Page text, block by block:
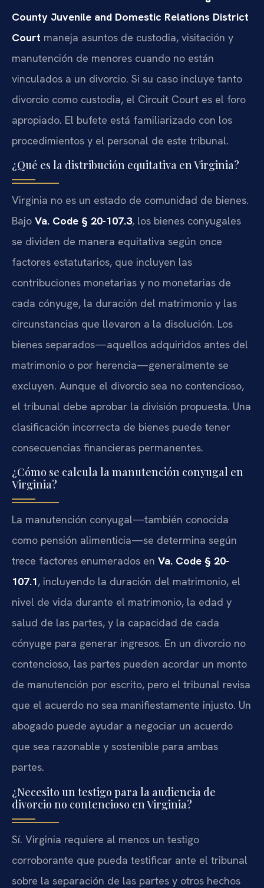
County Juvenile and Domestic Relations District
Court maneja asuntos de custodia, visitación y
manutención de menores cuando no están
vinculados a un divorcio. Si su caso incluye tanto
divorcio como custodia, el Circuit Court es el foro
apropiado. El bufete está familiarizado con los
procedimientos y el personal de este tribunal.
¿Qué es la distribución equitativa en Virginia?
Virginia no es un estado de comunidad de bienes.
Bajo Va. Code § 20-107.3, los bienes conyugales
se dividen de manera equitativa según once
factores estatutarios, que incluyen las
contribuciones monetarias y no monetarias de
cada cónyuge, la duración del matrimonio y las
circunstancias que llevaron a la disolución. Los
bienes separados—aquellos adquiridos antes del
matrimonio o por herencia—generalmente se
excluyen. Aunque el divorcio sea no contencioso,
el tribunal debe aprobar la división propuesta. Una
clasificación incorrecta de bienes puede tener
consecuencias financieras permanentes.
¿Cómo se calcula la manutención conyugal en
Virginia?
La manutención conyugal—también conocida
como pensión alimenticia—se determina según
trece factores enumerados en Va. Code § 20-
107.1, incluyendo la duración del matrimonio, el
nivel de vida durante el matrimonio, la edad y
salud de las partes, y la capacidad de cada
cónyuge para generar ingresos. En un divorcio no
contencioso, las partes pueden acordar un monto
de manutención por escrito, pero el tribunal revisa
que el acuerdo no sea manifiestamente injusto. Un
abogado puede ayudar a negociar un acuerdo
que sea razonable y sostenible para ambas
partes.
¿Necesito un testigo para la audiencia de
divorcio no contencioso en Virginia?
Sí. Virginia requiere al menos un testigo
corroborante que pueda testificar ante el tribunal
sobre la separación de las partes y otros hechos